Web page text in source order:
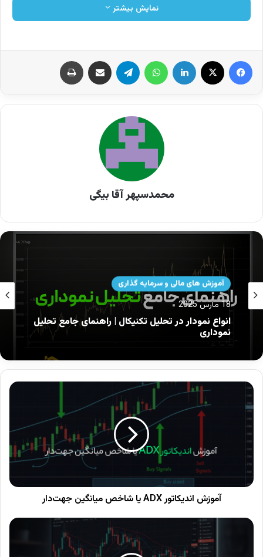
محاسبه می‌شود، چه تنظیماتی دارد و چطور می‌توان
کرد.
اگر تازه با اندیکاتورها آشنا می‌شوید، پیشنهاد می‌کنیم
ابتدا مقاله‌یآموزش تحلیل تکنیکال فارکسرا بخوانید.
30 سپتامبر 2024
حساب آزمایشی دمو (Demo)در فارکس چیست؟ |
چگونه یک حساب آزمایشی باز کنیم؟
27 فوریه 2025
معرفی اندیکاتور استوکاستیک (همراه با یک
مثال واقعی)
اندیکاتور استوکاستیک توسط «جرج لین» (
Lane
) طراحی شد و هدف آن اندازه‌گیریموقعیت
قیمت فعلی نسبت به دامنه قیمتی گذشتهاست.
به زبان ساده، این اندیکاتور نشان می‌دهد که قیمت
فعلی در محدوده‌ی بالا یا پایین بازه‌ی اخیر قرار دارد.
مثال:
فرض کنید در نمودار EUR/USD، استوکاستیک به بالای
نمایش بیشتر
محمدسپهر آقا بیگی
آموزش های مالی و سرمایه گذاری
18 مارس 2025
انواع نمودار در تحلیل تکنیکال | راهنمای جامع تحلیل
نموداری
آموزش اندیکاتور ADX یا شاخص میانگین جهت‌دار